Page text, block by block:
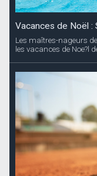
Vacances de Noël :
Les maîtres-nageurs
les vacances de Noe?l